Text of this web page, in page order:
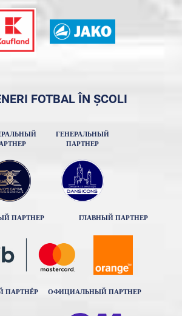
FOTBAL ÎN ȘCOLI
ГЕНЕРАЛЬНЫЙ
ПАРТНЕР
ПАРТНЕР ГЛАВНЫЙ ПАРТНЕР
ПАРТНЁР ОФИЦИАЛЬНЫЙ ПАРТНЕР